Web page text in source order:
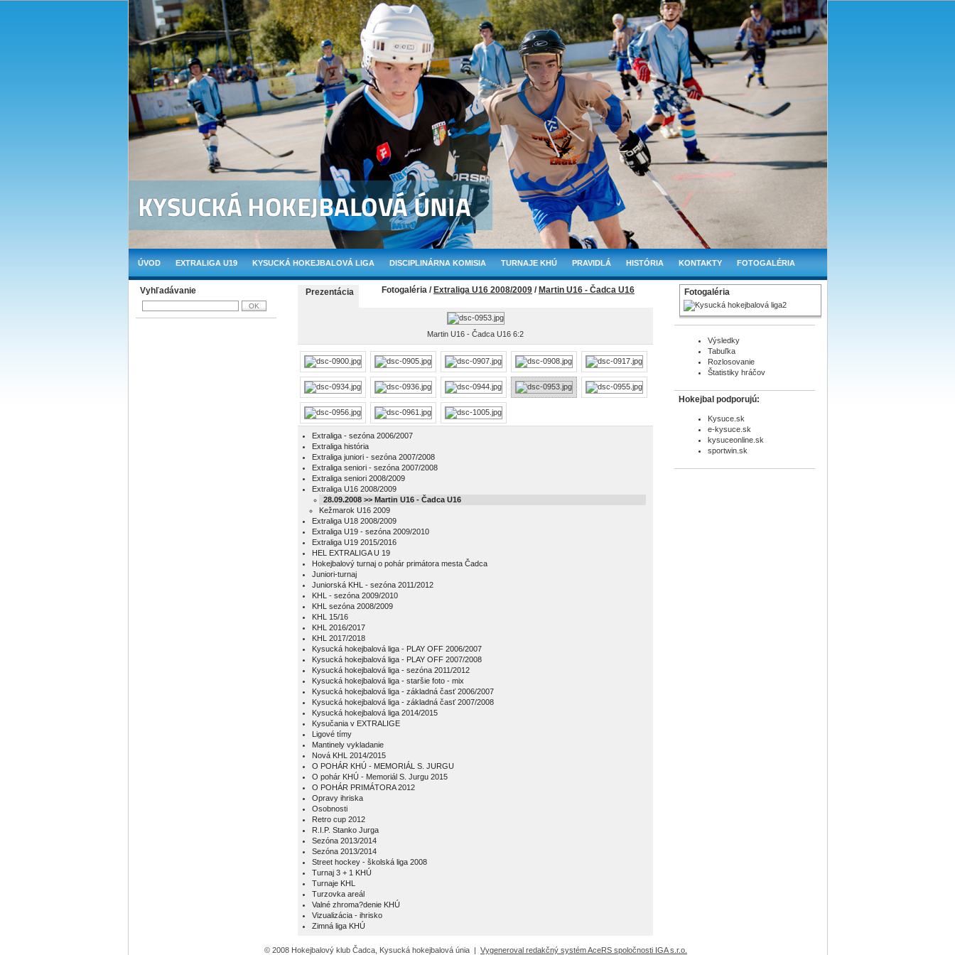
ÚVOD EXTRALIGA U19 KYSUCKÁ HOKEJBALOVÁ LIGA DISCIPLINÁRNA KOMISIA TURNAJE KHÚ PRAVIDLÁ HISTÓRIA KONTAKTY FOTOGALÉRIA
Vyhľadávanie Prezentácia Fotogaléria / Extraliga U16 2008/2009 / Martin U16 - Čadca U16
Martin U16 - Čadca U16 6:2
Extraliga - sezóna 2006/2007
Extraliga história
Extraliga juniori - sezóna 2007/2008
Extraliga seniori - sezóna 2007/2008
Extraliga seniori 2008/2009
Extraliga U16 2008/2009
28.09.2008 >> Martin U16 - Čadca U16
Kežmarok U16 2009
Extraliga U18 2008/2009
Extraliga U19 - sezóna 2009/2010
Extraliga U19 2015/2016
HEL EXTRALIGA U 19
Hokejbalový turnaj o pohár primátora mesta Čadca
Juniori-turnaj
Juniorská KHL - sezóna 2011/2012
KHL - sezóna 2009/2010
KHL sezóna 2008/2009
KHL 15/16
KHL 2016/2017
KHL 2017/2018
Kysucká hokejbalová liga - PLAY OFF 2006/2007
Kysucká hokejbalová liga - PLAY OFF 2007/2008
Kysucká hokejbalová liga - sezóna 2011/2012
Kysucká hokejbalová liga - staršie foto - mix
Kysucká hokejbalová liga - základná časť 2006/2007
Kysucká hokejbalová liga - základná časť 2007/2008
Kysucká hokejbalová liga 2014/2015
Kysučania v EXTRALIGE
Ligové tímy
Mantinely vykladanie
Nová KHL 2014/2015
O POHÁR KHÚ - MEMORIÁL S. JURGU
O pohár KHÚ - Memoriál S. Jurgu 2015
O POHÁR PRIMÁTORA 2012
Opravy ihriska
Osobnosti
Retro cup 2012
R.I.P. Stanko Jurga
Sezóna 2013/2014
Sezóna 2013/2014
Street hockey - školská liga 2008
Turnaj 3 + 1 KHÚ
Turnaje KHL
Turzovka areál
Valné zhroma?denie KHÚ
Vizualizácia - ihrisko
Zimná liga KHÚ
Fotogaléria
Výsledky
Tabuľka
Rozlosovanie
Štatistiky hráčov
Hokejbal podporujú:
Kysuce.sk
e-kysuce.sk
kysuceonline.sk
sportwin.sk
© 2008 Hokejbalový klub Čadca, Kysucká hokejbalová únia | Vygeneroval redakčný systém AceRS spoločnosti IGA s.r.o.